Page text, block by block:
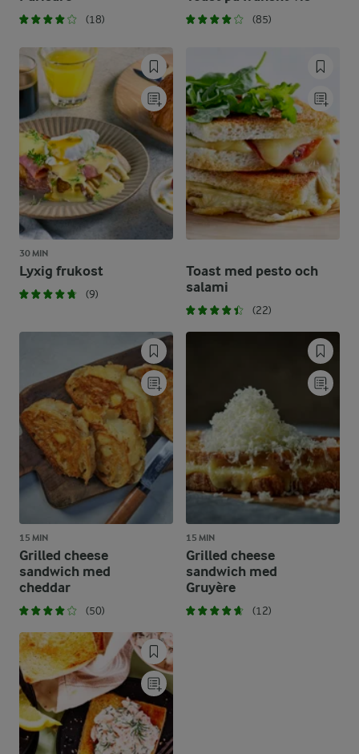
(18) (85)
30 MIN
Lyxig frukost
(9)
Toast med pesto och
salami
(22)
15 MIN
Grilled cheese
sandwich med
cheddar
(50)
15 MIN
Grilled cheese
sandwich med
Gruyère
(12)